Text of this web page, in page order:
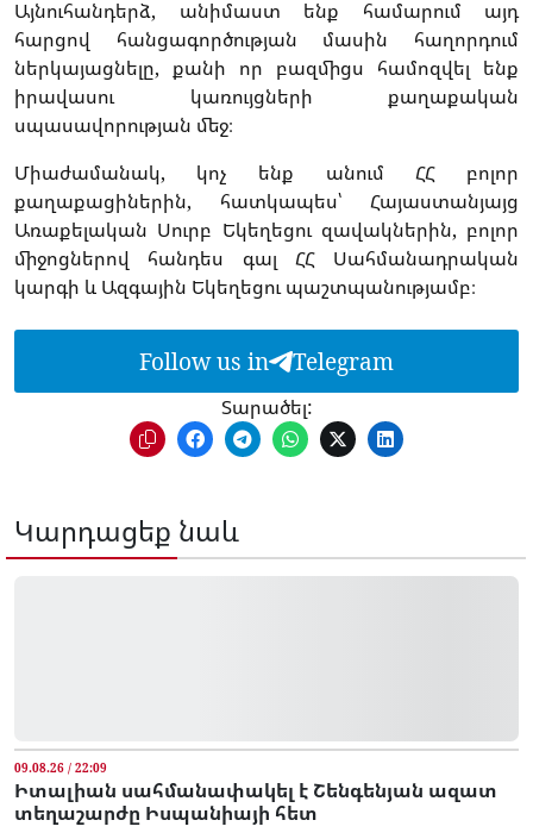
Այնուհանդերձ, անիմաստ ենք համարում այդ
հարցով հանցագործության մասին հաղորդում
ներկայացնելը, քանի որ բազմիցս համոզվել ենք
իրավասու կառույցների քաղաքական
սպասավորության մեջ։
Միաժամանակ, կոչ ենք անում ՀՀ բոլոր
քաղաքացիներին, հատկապես՝ Հայաստանյայց
Առաքելական Սուրբ Եկեղեցու զավակներին, բոլոր
միջոցներով հանդես գալ ՀՀ Սահմանադրական
կարգի և Ազգային Եկեղեցու պաշտպանությամբ։
Follow us in Telegram
Տարածել:
Կարդացեք նաև
09.08.26 / 22:09
Իտալիան սահմանափակել է Շենգենյան ազատ
տեղաշարժը Իսպանիայի հետ